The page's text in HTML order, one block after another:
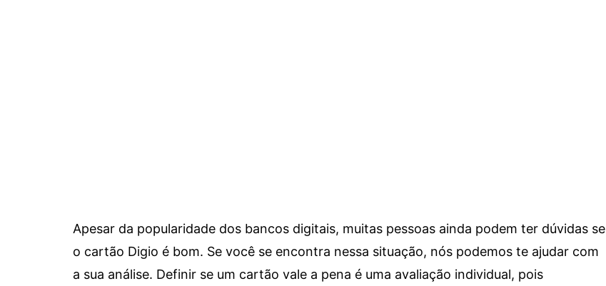
Apesar da popularidade dos bancos digitais, muitas pessoas ainda podem ter dúvidas se
o cartão Digio é bom. Se você se encontra nessa situação, nós podemos te ajudar com
a sua análise. Definir se um cartão vale a pena é uma avaliação individual, pois